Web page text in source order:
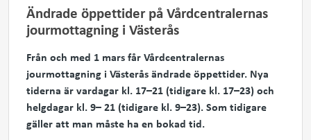
Ändrade öppettider på Vårdcentralernas
jourmottagning i Västerås
Från och med 1 mars får Vårdcentralernas
jourmottagning i Västerås ändrade öppettider. Nya
tiderna är vardagar kl. 17–21 (tidigare kl. 17–23) och
helgdagar kl. 9– 21 (tidigare kl. 9–23). Som tidigare
gäller att man måste ha en bokad tid.